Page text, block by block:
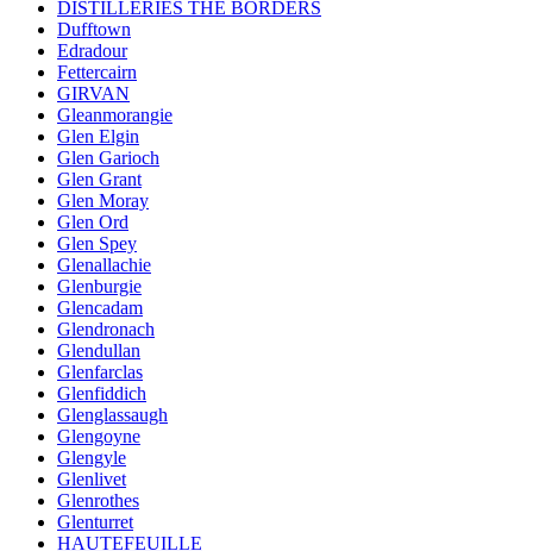
DISTILLERIES THE BORDERS
Dufftown
Edradour
Fettercairn
GIRVAN
Gleanmorangie
Glen Elgin
Glen Garioch
Glen Grant
Glen Moray
Glen Ord
Glen Spey
Glenallachie
Glenburgie
Glencadam
Glendronach
Glendullan
Glenfarclas
Glenfiddich
Glenglassaugh
Glengoyne
Glengyle
Glenlivet
Glenrothes
Glenturret
HAUTEFEUILLE